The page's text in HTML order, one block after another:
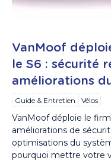
VanMoof
le S6 : sécurité
améliorations
Guide & Entretien Vélos
VanMoof déploie le
améliorations de
optimisations du
pourquoi mettre votre